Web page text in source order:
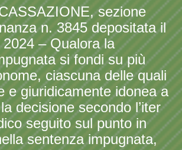
sezione
n. 3845 depositata il
– Qualora la
si fondi su più
ciascuna delle quali
e giuridicamente idonea a
decisione secondo l’iter
seguito sul punto in
sentenza impugnata,